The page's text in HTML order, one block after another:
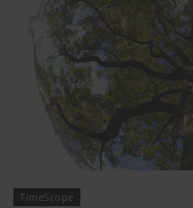
TimeScope